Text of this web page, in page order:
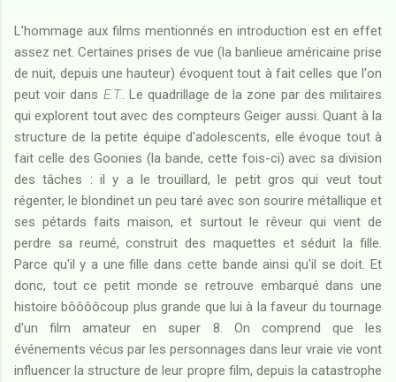
L'hommage aux films mentionnés en introduction est en effet
assez net. Certaines prises de vue (la banlieue américaine prise
de nuit, depuis une hauteur) évoquent tout à fait celles que l'on
peut voir dans E.T.. Le quadrillage de la zone par des militaires
qui explorent tout avec des compteurs Geiger aussi. Quant à la
structure de la petite équipe d'adolescents, elle évoque tout à
fait celle des Goonies (la bande, cette fois-ci) avec sa division
des tâches : il y a le trouillard, le petit gros qui veut tout
régenter, le blondinet un peu taré avec son sourire métallique et
ses pétards faits maison, et surtout le rêveur qui vient de
perdre sa reumé, construit des maquettes et séduit la fille.
Parce qu'il y a une fille dans cette bande ainsi qu'il se doit. Et
donc, tout ce petit monde se retrouve embarqué dans une
histoire bôôôôcoup plus grande que lui à la faveur du tournage
d'un film amateur en super 8. On comprend que les
événements vécus par les personnages dans leur vraie vie vont
influencer la structure de leur propre film, depuis la catastrophe